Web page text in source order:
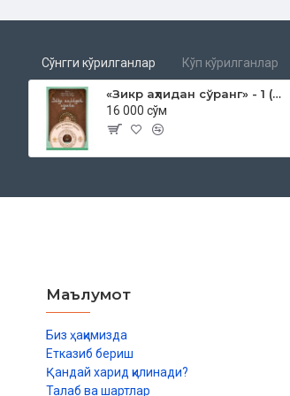
Сўнгги кўрилганлар Кўп кўрилганлар
«Зикр аҳлидан сўранг» - 1 (DVD)
16 000 сўм
Маълумот
Биз ҳақимизда
Етказиб бериш
Қандай харид қилинади?
Талаб ва шартлар